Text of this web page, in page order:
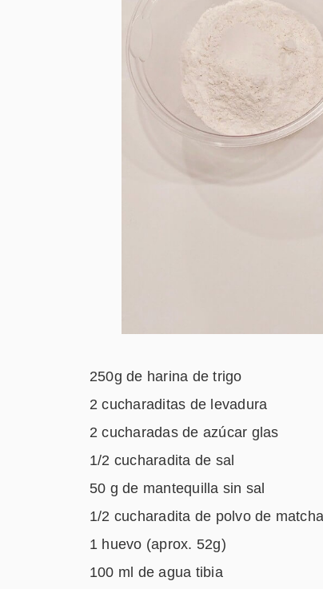
250g de harina de trigo
2 cucharaditas de levadura
2 cucharadas de azúcar glas
1/2 cucharadita de sal
50 g de mantequilla sin sal
1/2 cucharadita de polvo de matcha
1 huevo (aprox. 52g)
100 ml de agua tibia